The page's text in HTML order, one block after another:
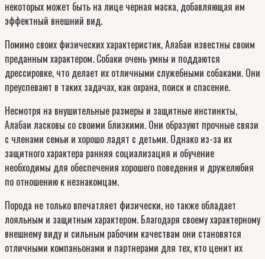
некоторых может быть на лице черная маска, добавляющая им
эффектный внешний вид.
Помимо своих физических характеристик, Алабаи известны своим
преданным характером. Собаки очень умны и поддаются
дрессировке, что делает их отличными служебными собаками. Они
преуспевают в таких задачах, как охрана, поиск и спасение.
Несмотря на внушительные размеры и защитные инстинкты,
Алабаи ласковы со своими близкими. Они образуют прочные связи
с членами семьи и хорошо ладят с детьми. Однако из-за их
защитного характера ранняя социализация и обучение
необходимы для обеспечения хорошего поведения и дружелюбия
по отношению к незнакомцам.
Порода не только впечатляет физически, но также обладает
лояльным и защитным характером. Благодаря своему характерному
внешнему виду и сильным рабочим качествам они становятся
отличными компаньонами и партнерами для тех, кто ценит их